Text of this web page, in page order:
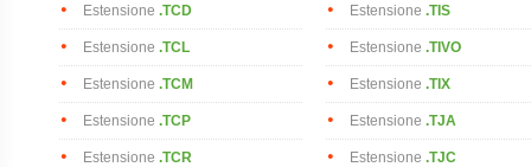
Estensione .TCD
Estensione .TCL
Estensione .TCM
Estensione .TCP
Estensione .TCR
Estensione .TIS
Estensione .TIVO
Estensione .TIX
Estensione .TJA
Estensione .TJC